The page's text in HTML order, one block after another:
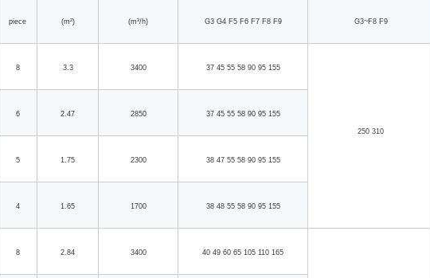
piece (m²) (m³/h) G3 G4 F5 F6 F7 F8 F9 G3~F8 F9
8 3.3 3400 37 45 55 58 90 95 155
250 310
6 2.47 2850 37 45 55 58 90 95 155
5 1.75 2300 38 47 55 58 90 95 155
4 1.65 1700 38 48 55 58 90 95 155
8 2.84 3400 40 49 60 65 105 110 165